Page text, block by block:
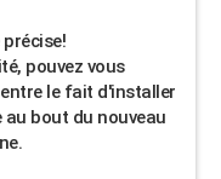
pouvez vous
le fait d'installer
bout du nouveau